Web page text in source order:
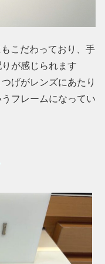
こだわっており、手
が感じられます
げがレンズにあたり
フレームになってい